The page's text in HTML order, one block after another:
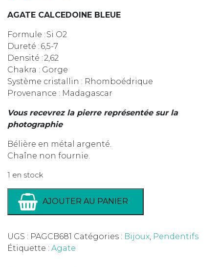
AGATE CALCEDOINE BLEUE
Formule : Si O2
Dureté : 6,5-7
Densité : 2,62
Chakra : Gorge
Système cristallin : Rhomboédrique
Provenance : Madagascar
Vous recevrez la pierre représentée sur la
photographie
Bélière en métal argenté.
Chaîne non fournie.
1 en stock
AJOUTER AU PANIER
UGS : PAGCB681 Catégories : Bijoux, Pendentifs
Étiquette : Agate